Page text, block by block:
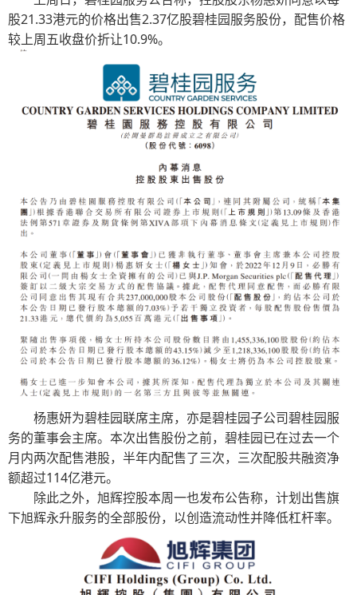
股21.33港元的价格出售2.37亿股碧桂园服务股份，配售价格
较上周五收盘价折让10.9%。
杨惠妍为碧桂园联席主席，亦是碧桂园子公司碧桂园服
务的董事会主席。本次出售股份之前，碧桂园已在过去一个
月内两次配售港股，半年内配售了三次， 三次配股共融资净
额超过114亿港元。
除此之外，旭辉控股本周一也发布公告称，计划出售旗
下旭辉永升服务的全部股份，以创造流动性并降低杠杆率。